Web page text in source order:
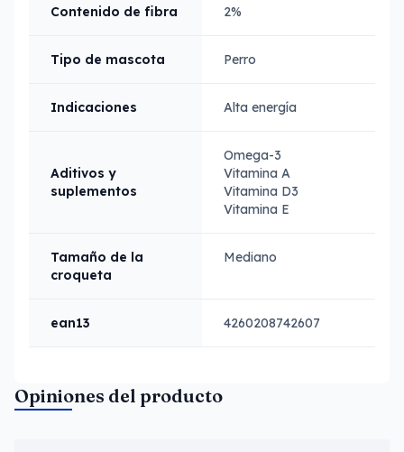
Contenido de fibra 2%
Tipo de mascota Perro
Indicaciones Alta energía
Aditivos y
suplementos
Omega-3
Vitamina A
Vitamina D3
Vitamina E
Tamaño de la
croqueta
Mediano
ean13 4260208742607
Opiniones del producto